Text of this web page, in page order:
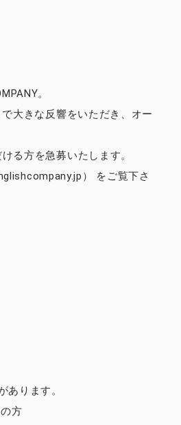
。
大きな反響をいただき、オー
る方を急募いたします。
） をご覧下さ
あります。
方